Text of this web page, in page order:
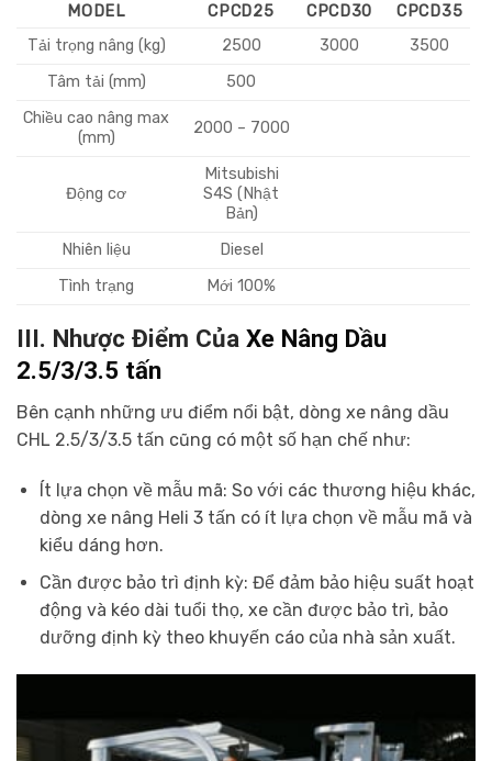
MODEL CPCD25 CPCD30
CPCD35
Tải trọng nâng (kg)
2500 3000
3500
Tâm tải (mm)
500
Chiều cao nâng max
(mm)
2000 – 7000
Động cơ
Mitsubishi
S4S (Nhật
Bản)
Nhiên liệu
Diesel
Tình trạng
Mới 100%
III. Nhược Điểm Của Xe Nâng Dầu
2.5/3/3.5 tấn
Bên cạnh những ưu điểm nổi bật, dòng xe nâng dầu
CHL 2.5/3/3.5 tấn cũng có một số hạn chế như:
Ít lựa chọn về mẫu mã: So với các thương hiệu khác,
dòng xe nâng Heli 3 tấn có ít lựa chọn về mẫu mã và
kiểu dáng hơn.
Cần được bảo trì định kỳ: Để đảm bảo hiệu suất hoạt
động và kéo dài tuổi thọ, xe cần được bảo trì, bảo
dưỡng định kỳ theo khuyến cáo của nhà sản xuất.